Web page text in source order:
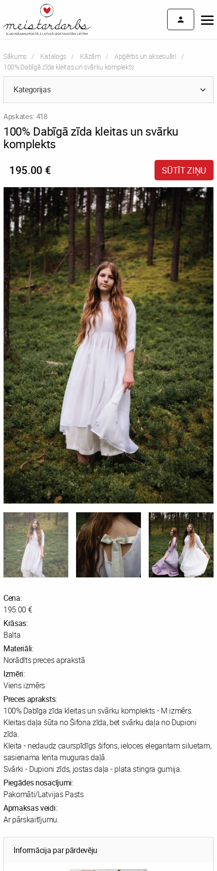
Sākums Katalogs Kāzām
Apģērbs un aksesuāri
Current:
100% Dabīgā zīda kleitas un svārku komplekts
Kategorijas
Apskates: 418
100% Dabīgā zīda kleitas un svārku
komplekts
195.00 € SŪTĪT ZIŅU
Cena:
195.00 €
Krāsas:
Balta
Materiāli:
Norādīts preces aprakstā
Izmēri:
Viens izmērs
Preces apraksts:
100% Dabīga zīda kleitas un svārku komplekts - M izmērs.
Kleitas daļa šūta no Šifona zīda, bet svārku daļa no Dupioni
zīda.
Kleita - nedaudz caurspīdīgs šifons, ieloces elegantam siluetam,
sasienama lenta muguras daļā.
Svārki - Dupioni zīds, jostas daļa - plata stingra gumija.
Piegādes nosacījumi:
Pakomāti/Latvijas Pasts
Apmaksas veidi:
Ar pārskaitījumu.
Informācija par pārdevēju